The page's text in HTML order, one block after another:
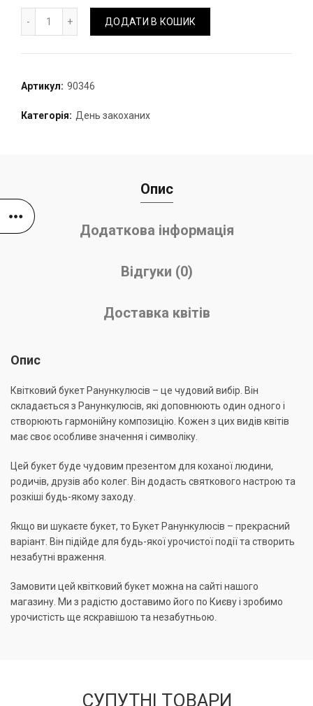
ДОДАТИ В КОШИК
Артикул: 90346
Категорія: День закоханих
Опис
Додаткова інформація
Відгуки (0)
Доставка квітів
Опис
Квітковий букет Ранункулюсів – це чудовий вибір. Він
складається з Ранункулюсів, які доповнюють один одного і
створюють гармонійну композицію. Кожен з цих видів квітів
має своє особливе значення і символіку.
Цей букет буде чудовим презентом для коханої людини,
родичів, друзів або колег. Він додасть святкового настрою та
розкіші будь-якому заходу.
Якщо ви шукаєте букет, то Букет Ранункулюсів – прекрасний
варіант. Він підійде для будь-якої урочистої події та створить
незабутні враження.
Замовити цей квітковий букет можна на сайті нашого
магазину. Ми з радістю доставимо його по Києву і зробимо
урочистість ще яскравішою та незабутньою.
СУПУТНІ ТОВАРИ